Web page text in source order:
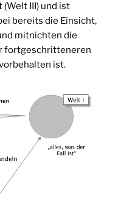
III) und ist
bereits die Einsicht,
mitnichten die
fortgeschritteneren
ist.